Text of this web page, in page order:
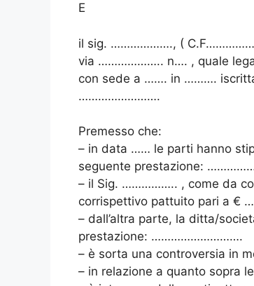
E
il sig. ………………., (
via ……………….. n…. , quale
con sede a ……. in ……….
…………………….
Premesso che:
– in data …… le parti hanno
seguente prestazione:
– il Sig. …………….. , come da
corrispettivo pattuito pari a €
– dall’altra parte, la ditta/
prestazione: ……………………….
– è sorta una controversia in
– in relazione a quanto sopra